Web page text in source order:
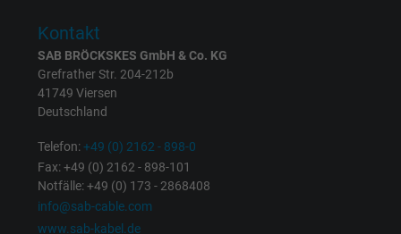
Anbieter
Laufzeit 1 Jahr
Zweck
Name act, Facebook Pixel
Anbieter Facebook Ireland Ltd.
Kontakt
SAB BRÖCKSKES GmbH & Co. KG
Grefrather Str. 204-212b
41749 Viersen
Deutschland
Telefon:+49 (0) 2162 - 898-0
Fax: +49 (0) 2162 - 898-101
Notfälle: +49 (0) 173 - 2868408
info@sab-cable.com
www.sab-kabel.de